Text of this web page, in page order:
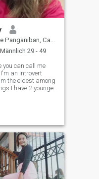
Camarines Norte, Philippinen
Männlich 29 - 49
you can call me
an introvert
the eldest among
I have 2 younger
am 😊 I prepare